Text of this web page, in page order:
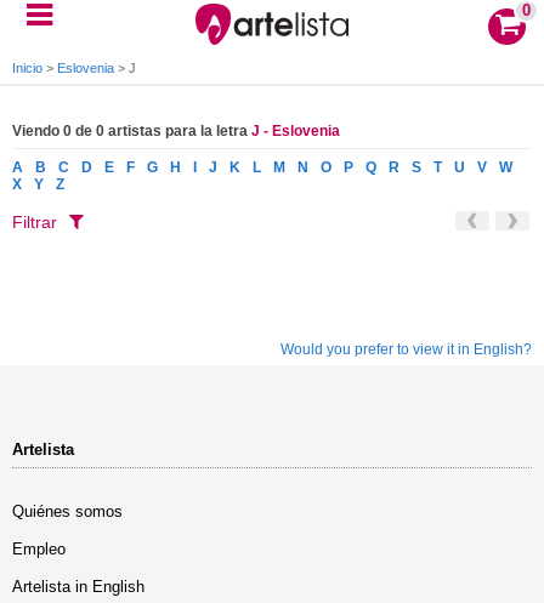
0
Inicio > Eslovenia > J
Viendo 0 de 0 artistas para la letra J - Eslovenia
A B C D E F G H J K L M N O P Q R S T U V
W
X
Y Z
Filtrar
Would you prefer to view it in English?
Artelista
Quiénes somos
Empleo
Artelista in English